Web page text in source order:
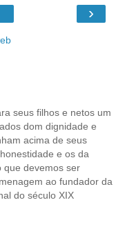
›
seus filhos e netos um
dom dignidade e
acima de seus
e os da
que devemos ser
ao fundador da
do século XIX